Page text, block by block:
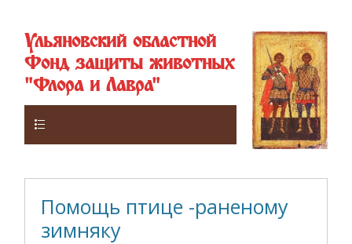
Ульяновский областной
Фонд защиты животных
"Флора и Лавра"
Помощь птице -раненому
зимняку